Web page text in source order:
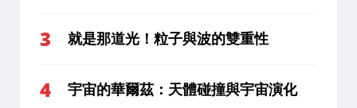
就是那道光！粒子與波的雙重性
宇宙的華爾茲：天體碰撞與宇宙演化